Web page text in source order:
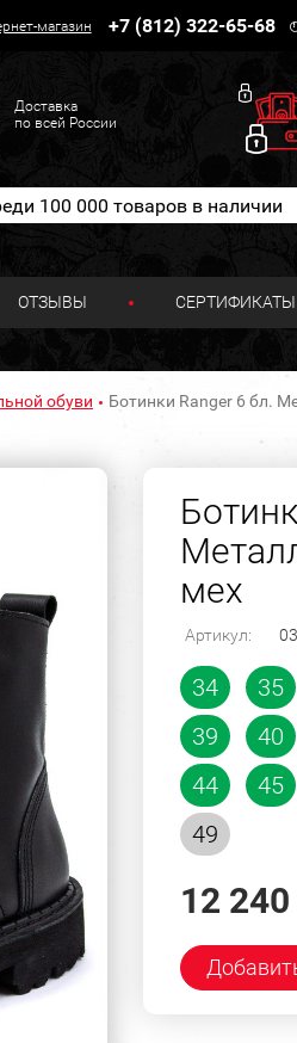
магазин +7 (812) 322-65-68
Доставка
по всей России
ОТЗЫВЫ СЕРТИФИКАТЫ
обуви Ботинки Ranger 6 бл.
мех
Артикул:
34 35
39
40
44
45
49
12 240